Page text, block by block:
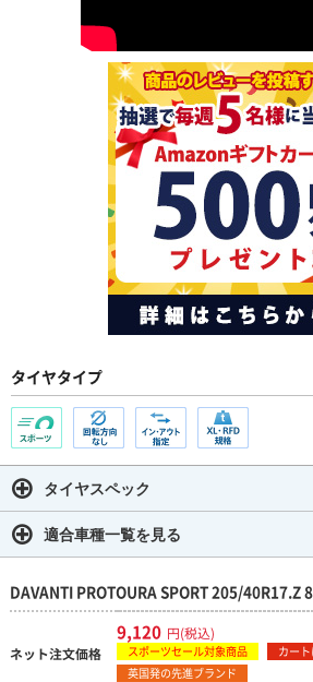
タイヤタイプ
タイヤスペック
適合車種一覧を見る
DAVANTI PROTOURA SPORT 205/40R17.Z
ネット注文価格
9,120 円(税込)
スポーツセール対象商品
カー
英国発の先進ブランド